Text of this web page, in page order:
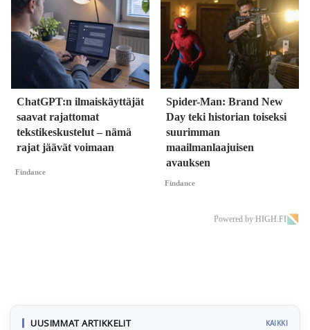
ChatGPT:n ilmaiskäyttäjät
saavat rajattomat
tekstikeskustelut – nämä
rajat jäävät voimaan
Findance
Spider-Man: Brand New
Day teki historian toiseksi
suurimman
maailmanlaajuisen
avauksen
Findance
Powered by HIGH.FI
UUSIMMAT ARTIKKELIT KAIKKI